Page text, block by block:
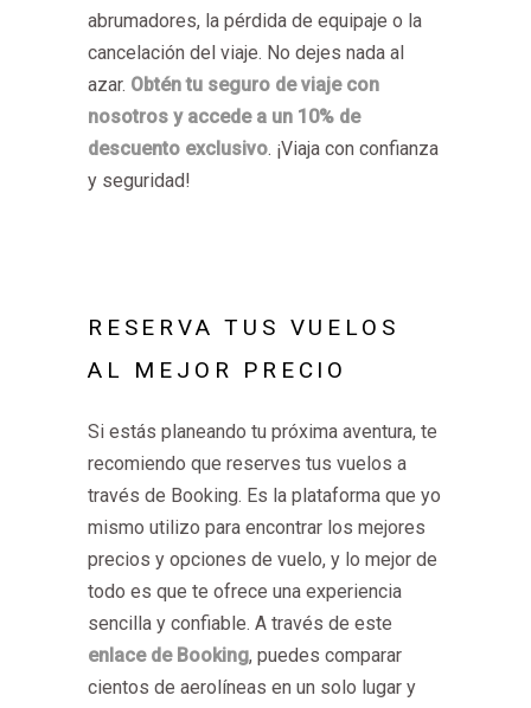
abrumadores, la pérdida de equipaje o la
cancelación del viaje. No dejes nada al
azar. Obtén tu seguro de viaje con
nosotros y accede a un 10% de
descuento exclusivo. ¡Viaja con confianza
y seguridad!
RESERVA TUS VUELOS
AL MEJOR PRECIO
Si estás planeando tu próxima aventura, te
recomiendo que reserves tus vuelos a
través de Booking. Es la plataforma que yo
mismo utilizo para encontrar los mejores
precios y opciones de vuelo, y lo mejor de
todo es que te ofrece una experiencia
sencilla y confiable. A través de este
enlace de Booking, puedes comparar
cientos de aerolíneas en un solo lugar y